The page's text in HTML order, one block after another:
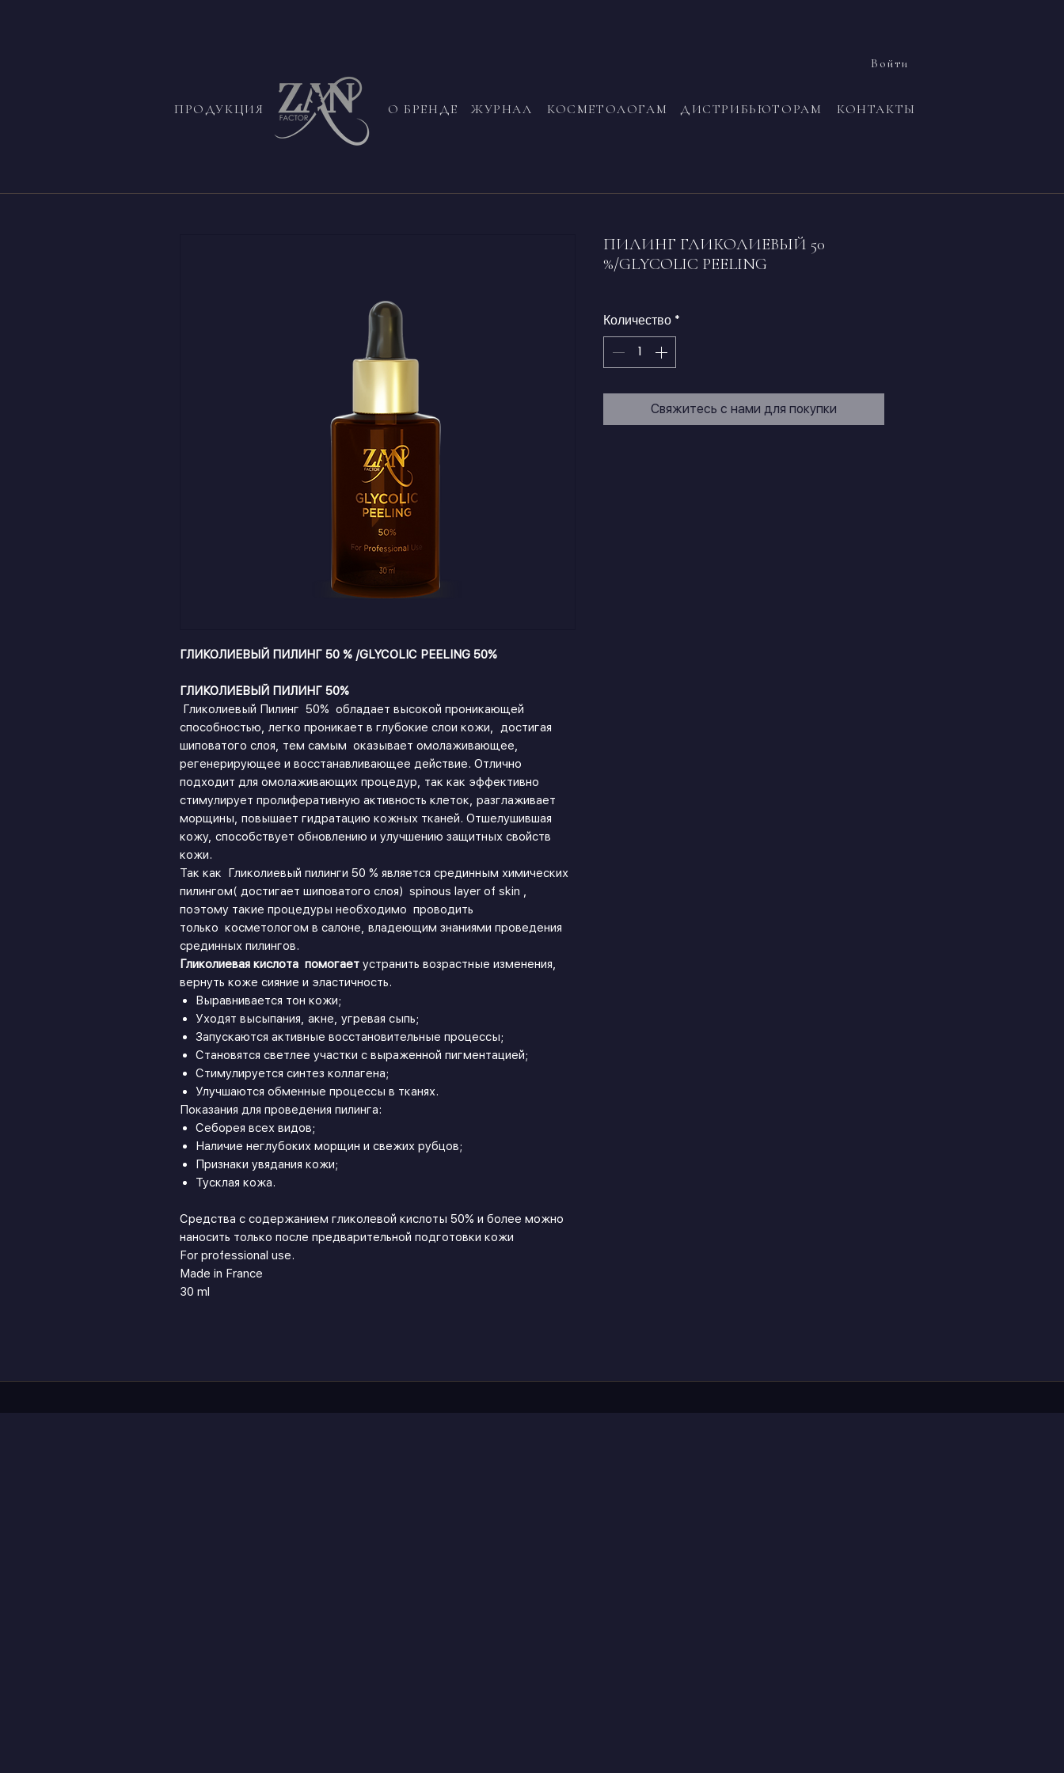
ПРОДУКЦИЯ
Войти
О БРЕНДЕ ЖУРНАЛ КОСМЕТОЛОГАМ ДИСТРИБЬЮТОРАМ КОНТАКТЫ
ГЛИКОЛИЕВЫЙ ПИЛИНГ 50 % /GLYCOLIC PEELING 50%
ГЛИКОЛИЕВЫЙ ПИЛИНГ 50%
Гликолиевый Пилинг 50% обладает высокой проникающей
способностью, легко проникает в глубокие слои кожи, достигая
шиповатого слоя, тем самым оказывает омолаживающее,
регенерирующее и восстанавливающее действие. Отлично
подходит для омолаживающих процедур, так как эффективно
стимулирует пролиферативную активность клеток, разглаживает
морщины, повышает гидратацию кожных тканей. Отшелушившая
кожу, способствует обновлению и улучшению защитных свойств
кожи.
Так как Гликолиевый пилинги 50 % является срединным химических
пилингом( достигает шиповатого слоя) spinous layer of skin ,
поэтому такие процедуры необходимо проводить
только косметологом в салоне, владеющим знаниями проведения
срединных пилингов.
Гликолиевая кислота помогает устранить возрастные изменения,
вернуть коже сияние и эластичность.
Выравнивается тон кожи;
Уходят высыпания, акне, угревая сыпь;
Запускаются активные восстановительные процессы;
Становятся светлее участки с выраженной пигментацией;
Стимулируется синтез коллагена;
Улучшаются обменные процессы в тканях.
Показания для проведения пилинга:
Себорея всех видов;
Наличие неглубоких морщин и свежих рубцов;
Признаки увядания кожи;
Тусклая кожа.
Средства с содержанием гликолевой кислоты 50% и более можно
наносить только после предварительной подготовки кожи
For professional use.
Made in France
30 ml
ПИЛИНГ ГЛИКОЛИЕВЫЙ 50
%/GLYCOLIC PEELING
Количество *
Свяжитесь с нами для покупки